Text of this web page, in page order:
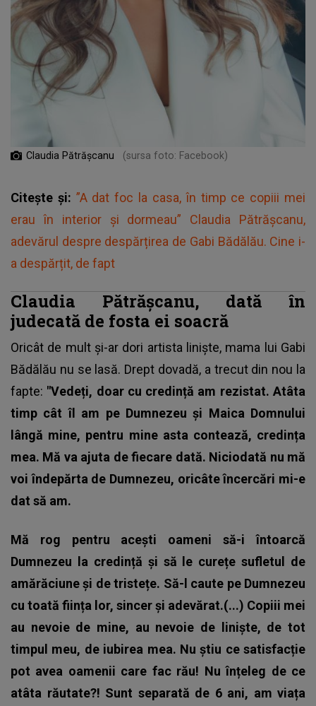
Claudia Pătrășcanu (sursa foto: Facebook)
Citește și: ”A dat foc la casa, în timp ce copiii mei
erau în interior și dormeau” Claudia Pătrășcanu,
adevărul despre despărțirea de Gabi Bădălău. Cine i-
a despărțit, de fapt
Claudia Pătrășcanu, dată în
judecată de fosta ei soacră
Oricât de mult și-ar dori artista liniște, mama lui Gabi
Bădălău nu se lasă. Drept dovadă, a trecut din nou la
fapte: "Vedeți, doar cu credință am rezistat. Atâta
timp cât îl am pe Dumnezeu și Maica Domnului
lângă mine, pentru mine asta contează, credința
mea. Mă va ajuta de fiecare dată. Niciodată nu mă
voi îndepărta de Dumnezeu, oricâte încercări mi-e
dat să am.
Mă rog pentru acești oameni să-i întoarcă
Dumnezeu la credință și să le curețe sufletul de
amărăciune și de tristețe. Să-l caute pe Dumnezeu
cu toată ființa lor, sincer și adevărat.(...) Copiii mei
au nevoie de mine, au nevoie de liniște, de tot
timpul meu, de iubirea mea. Nu știu ce satisfacție
pot avea oamenii care fac rău! Nu înțeleg de ce
atâta răutate?! Sunt separată de 6 ani, am viața